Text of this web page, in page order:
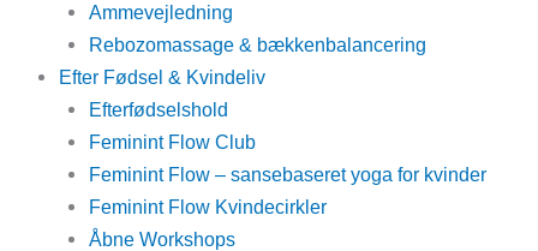
Ammevejledning
Rebozomassage & bækkenbalancering
Efter Fødsel & Kvindeliv
Efterfødselshold
Feminint Flow Club
Feminint Flow – sansebaseret yoga for kvinder
Feminint Flow Kvindecirkler
Åbne Workshops